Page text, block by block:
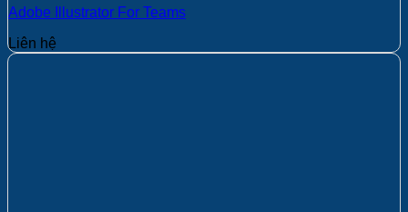
Adobe Illustrator For Teams
Liên hệ